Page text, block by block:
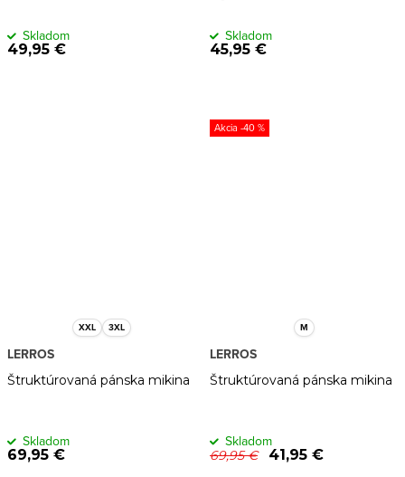
49,95 €
Skladom
45,95 €
Skladom
XXL 3XL
Štruktúrovaná pánska mikina
LERROS
69,95 €
Skladom
-40 %
M
Štruktúrovaná pánska mikina
LERROS
69,95 € 41,95 €
Skladom